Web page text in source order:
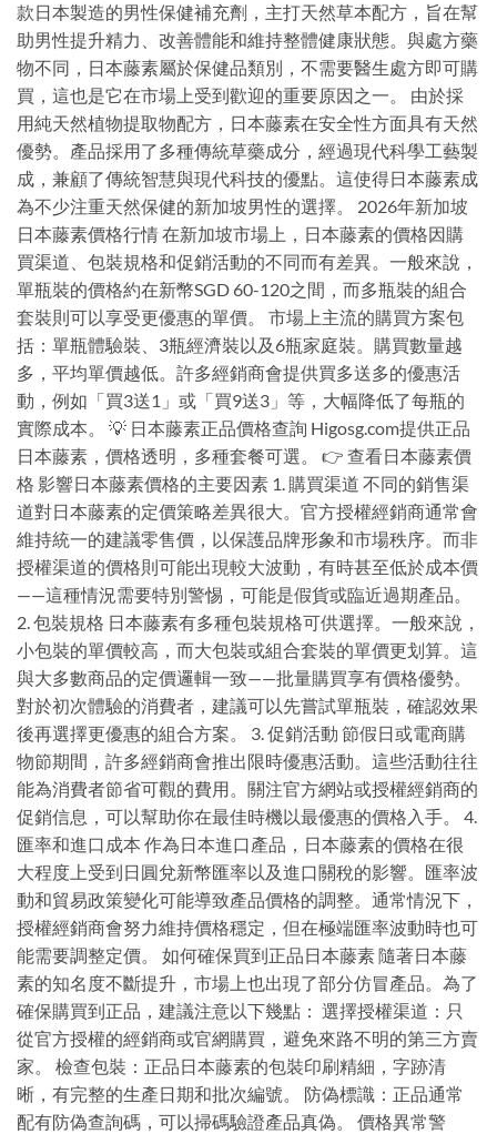
款日本製造的男性保健補充劑，主打天然草本配方，旨在幫
助男性提升精力、改善體能和維持整體健康狀態。與處方藥
物不同，日本藤素屬於保健品類別，不需要醫生處方即可購
買，這也是它在市場上受到歡迎的重要原因之一。 由於採
用純天然植物提取物配方，日本藤素在安全性方面具有天然
優勢。產品採用了多種傳統草藥成分，經過現代科學工藝製
成，兼顧了傳統智慧與現代科技的優點。這使得日本藤素成
為不少注重天然保健的新加坡男性的選擇。 2026年新加坡
日本藤素價格行情 在新加坡市場上，日本藤素的價格因購
買渠道、包裝規格和促銷活動的不同而有差異。一般來說，
單瓶裝的價格約在新幣SGD 60-120之間，而多瓶裝的組合
套裝則可以享受更優惠的單價。 市場上主流的購買方案包
括：單瓶體驗裝、3瓶經濟裝以及6瓶家庭裝。購買數量越
多，平均單價越低。許多經銷商會提供買多送多的優惠活
動，例如「買3送1」或「買9送3」等，大幅降低了每瓶的
實際成本。 💡 日本藤素正品價格查詢 Higosg.com提供正品
日本藤素，價格透明，多種套餐可選。 👉 查看日本藤素價
格 影響日本藤素價格的主要因素 1. 購買渠道 不同的銷售渠
道對日本藤素的定價策略差異很大。官方授權經銷商通常會
維持統一的建議零售價，以保護品牌形象和市場秩序。而非
授權渠道的價格則可能出現較大波動，有時甚至低於成本價
——這種情況需要特別警惕，可能是假貨或臨近過期產品。
2. 包裝規格 日本藤素有多種包裝規格可供選擇。一般來說，
小包裝的單價較高，而大包裝或組合套裝的單價更划算。這
與大多數商品的定價邏輯一致——批量購買享有價格優勢。
對於初次體驗的消費者，建議可以先嘗試單瓶裝，確認效果
後再選擇更優惠的組合方案。 3. 促銷活動 節假日或電商購
物節期間，許多經銷商會推出限時優惠活動。這些活動往往
能為消費者節省可觀的費用。關注官方網站或授權經銷商的
促銷信息，可以幫助你在最佳時機以最優惠的價格入手。 4.
匯率和進口成本 作為日本進口產品，日本藤素的價格在很
大程度上受到日圓兌新幣匯率以及進口關稅的影響。匯率波
動和貿易政策變化可能導致產品價格的調整。通常情況下，
授權經銷商會努力維持價格穩定，但在極端匯率波動時也可
能需要調整定價。 如何確保買到正品日本藤素 隨著日本藤
素的知名度不斷提升，市場上也出現了部分仿冒產品。為了
確保購買到正品，建議注意以下幾點： 選擇授權渠道：只
從官方授權的經銷商或官網購買，避免來路不明的第三方賣
家。 檢查包裝：正品日本藤素的包裝印刷精細，字跡清
晰，有完整的生產日期和批次編號。 防偽標識：正品通常
配有防偽查詢碼，可以掃碼驗證產品真偽。 價格異常警